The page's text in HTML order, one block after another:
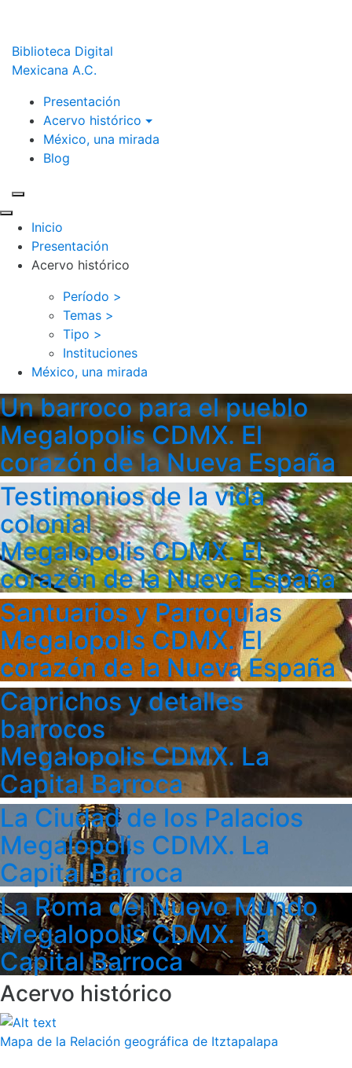
Biblioteca Digital
Mexicana A.C.
Presentación
Acervo histórico
México, una mirada
Blog
Inicio
Presentación
Acervo histórico
Período >
Temas >
Tipo >
Instituciones
México, una mirada
Un barroco para el pueblo
Megalopolis CDMX. El
corazón de la Nueva España
Testimonios de la vida
colonial
Megalopolis CDMX. El
corazón de la Nueva España
Santuarios y Parroquias
Megalopolis CDMX. El
corazón de la Nueva España
Caprichos y detalles
barrocos
Megalopolis CDMX. La
Capital Barroca
La Ciudad de los Palacios
Megalopolis CDMX. La
Capital Barroca
La Roma del Nuevo Mundo
Megalopolis CDMX. La
Capital Barroca
Acervo histórico
Mapa de la Relación geográfica de Itztapalapa